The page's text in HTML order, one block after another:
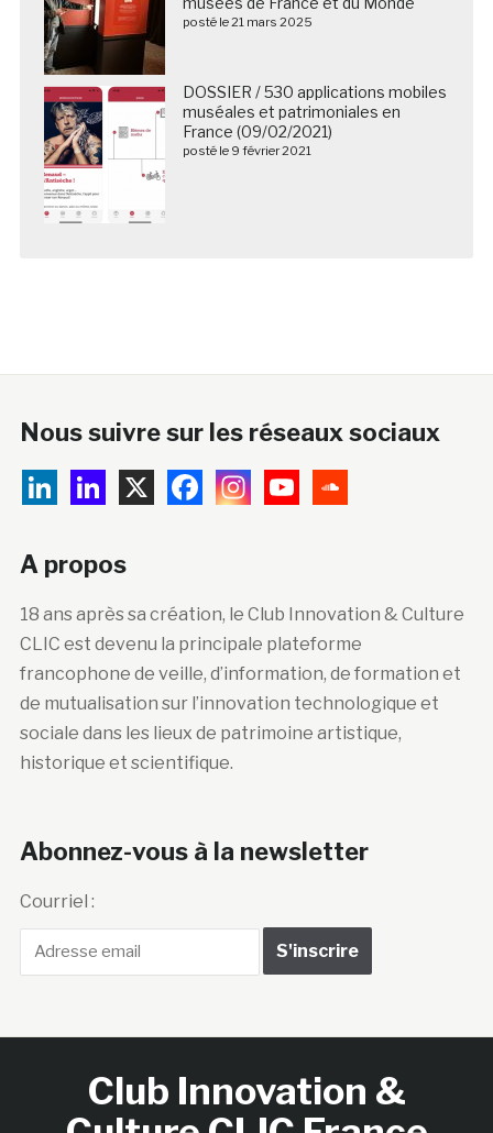
posté le 21 mars 2025
DOSSIER / 530 applications mobiles
muséales et patrimoniales en
France (09/02/2021)
posté le 9 février 2021
Nous suivre sur les réseaux sociaux
A propos
18 ans après sa création, le Club Innovation & Culture
CLIC est devenu la principale plateforme
francophone de veille, d’information, de formation et
de mutualisation sur l’innovation technologique et
sociale dans les lieux de patrimoine artistique,
historique et scientifique.
Abonnez-vous à la newsletter
Courriel :
Club Innovation &